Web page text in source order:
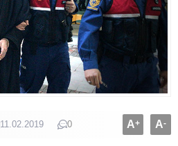
11.02.2019 0 A+ A-